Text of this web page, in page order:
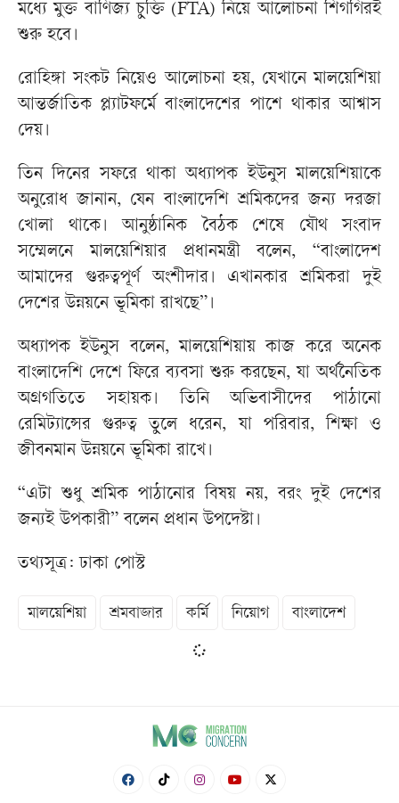
মধ্যে মুক্ত বাণিজ্য চুক্তি (FTA) নিয়ে আলোচনা শিগগিরই
শুরু হবে।
রোহিঙ্গা সংকট নিয়েও আলোচনা হয়, যেখানে মালয়েশিয়া
আন্তর্জাতিক প্ল্যাটফর্মে বাংলাদেশের পাশে থাকার আশ্বাস
দেয়।
তিন দিনের সফরে থাকা অধ্যাপক ইউনুস মালয়েশিয়াকে
অনুরোধ জানান, যেন বাংলাদেশি শ্রমিকদের জন্য দরজা
খোলা থাকে। আনুষ্ঠানিক বৈঠক শেষে যৌথ সংবাদ
সম্মেলনে মালয়েশিয়ার প্রধানমন্ত্রী বলেন, “বাংলাদেশ
আমাদের গুরুত্বপূর্ণ অংশীদার। এখানকার শ্রমিকরা দুই
দেশের উন্নয়নে ভূমিকা রাখছে”।
অধ্যাপক ইউনুস বলেন, মালয়েশিয়ায় কাজ করে অনেক
বাংলাদেশি দেশে ফিরে ব্যবসা শুরু করছেন, যা অর্থনৈতিক
অগ্রগতিতে সহায়ক। তিনি অভিবাসীদের পাঠানো
রেমিট্যান্সের গুরুত্ব তুলে ধরেন, যা পরিবার, শিক্ষা ও
জীবনমান উন্নয়নে ভূমিকা রাখে।
“এটা শুধু শ্রমিক পাঠানোর বিষয় নয়, বরং দুই দেশের
জন্যই উপকারী” বলেন প্রধান উপদেষ্টা।
তথ্যসূত্র: ঢাকা পোস্ট
মালয়েশিয়া শ্রমবাজার কর্মি নিয়োগ বাংলাদেশ